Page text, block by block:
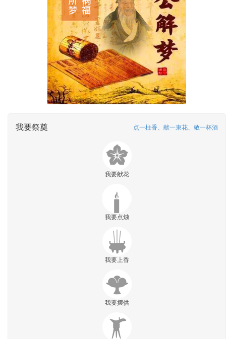
我要祭奠 点一柱香、献一束花、敬一杯酒
我要献花
我要点烛
我要上香
我要摆供